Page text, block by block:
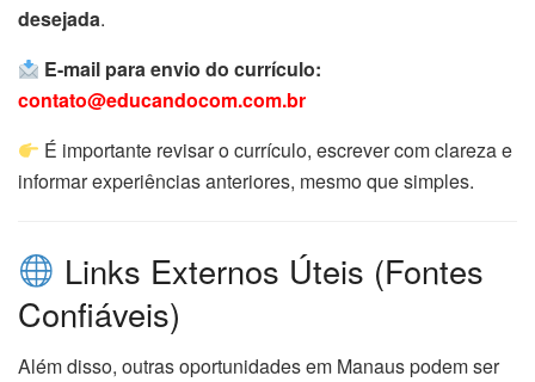
desejada.
E-mail para envio do currículo:
contato@educandocom.com.br
É importante revisar o currículo, escrever com clareza e
informar experiências anteriores, mesmo que simples.
Links Externos Úteis (Fontes
Confiáveis)
Além disso, outras oportunidades em Manaus podem ser